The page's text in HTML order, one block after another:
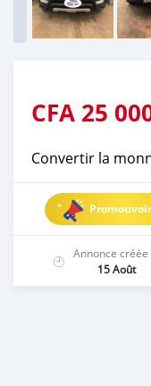
CFA 25
Convertir la
Annonce créée
15 Août